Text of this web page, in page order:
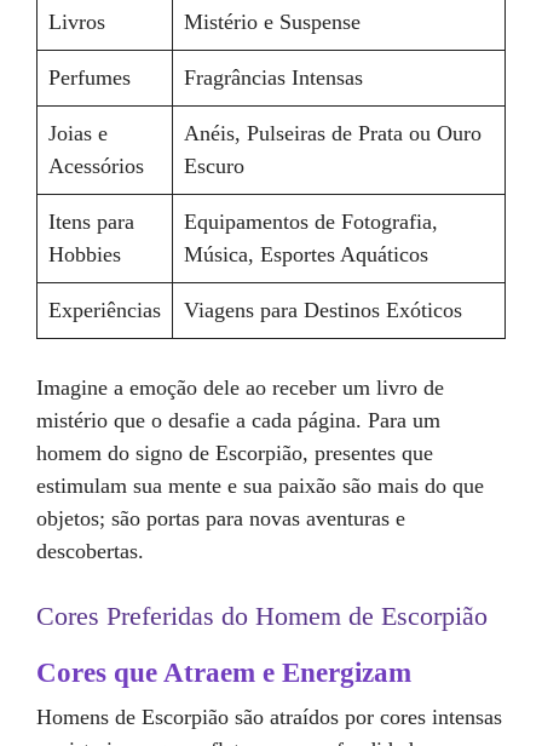
Livros Mistério e Suspense
Perfumes Fragrâncias Intensas
Joias e
Acessórios
Anéis, Pulseiras de Prata ou Ouro
Escuro
Itens para
Hobbies
Equipamentos de Fotografia,
Música, Esportes Aquáticos
Experiências Viagens para Destinos Exóticos
Imagine a emoção dele ao receber um livro de
mistério que o desafie a cada página. Para um
homem do signo de Escorpião, presentes que
estimulam sua mente e sua paixão são mais do que
objetos; são portas para novas aventuras e
descobertas.
Cores Preferidas do Homem de Escorpião
Cores que Atraem e Energizam
Homens de Escorpião são atraídos por cores intensas